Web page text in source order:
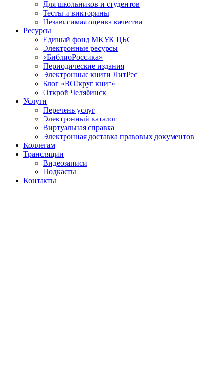
Для школьников и студентов
Тесты и викторины
Независимая оценка качества
Ресурсы
Единый фонд МКУК ЦБС
Электронные ресурсы
«БиблиоРоссика»
Периодические издания
Электронные книги ЛитРес
Блог «ВО!круг книг»
Открой Челябинск
Услуги
Перечень услуг
Электронный каталог
Виртуальная справка
Электронная доставка правовых документов
Коллегам
Трансляции
Видеозаписи
Подкасты
Контакты